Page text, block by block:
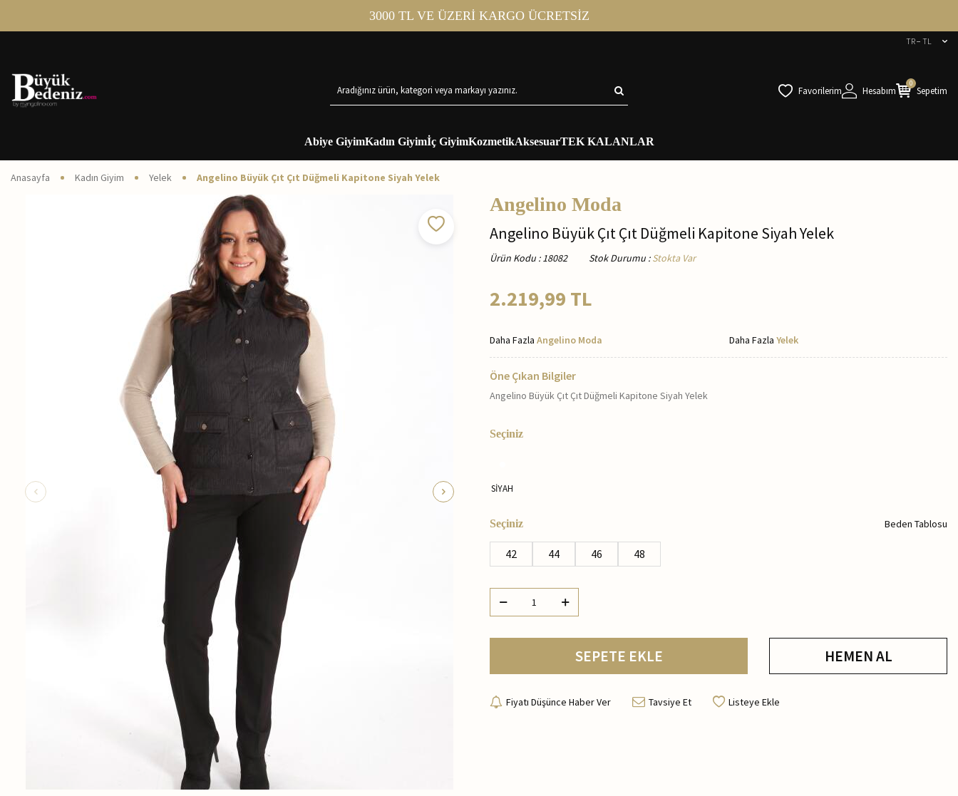
3000 TL VE ÜZERİ KARGO ÜCRETSİZ
TR − TL
Favorilerim Hesabım
0
Sepetim
Abiye GiyimKadın Giyimİç GiyimKozmetikAksesuarTEK KALANLAR
Anasayfa Kadın Giyim Yelek Angelino Büyük Çıt Çıt Düğmeli Kapitone Siyah Yelek
Angelino Moda
Angelino Büyük Çıt Çıt Düğmeli Kapitone Siyah Yelek
Ürün Kodu : 18082 Stok Durumu : Stokta Var
2.219,99 TL
Daha Fazla Angelino Moda Daha Fazla Yelek
Öne Çıkan Bilgiler
Angelino Büyük Çıt Çıt Düğmeli Kapitone Siyah Yelek
Seçiniz
SİYAH
Seçiniz Beden Tablosu
42 44 46 48
SEPETE EKLE HEMEN AL
Fiyatı Düşünce Haber Ver Tavsiye Et Listeye Ekle